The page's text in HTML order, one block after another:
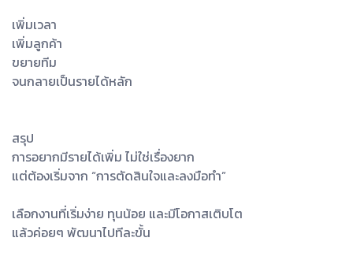
เพิ่มเวลา
เพิ่มลูกค้า
ขยายทีม
จนกลายเป็นรายได้หลัก
สรุป
การอยากมีรายได้เพิ่ม ไม่ใช่เรื่องยาก
แต่ต้องเริ่มจาก “การตัดสินใจและลงมือทำ”
เลือกงานที่เริ่มง่าย ทุนน้อย และมีโอกาสเติบโต
แล้วค่อยๆ พัฒนาไปทีละขั้น